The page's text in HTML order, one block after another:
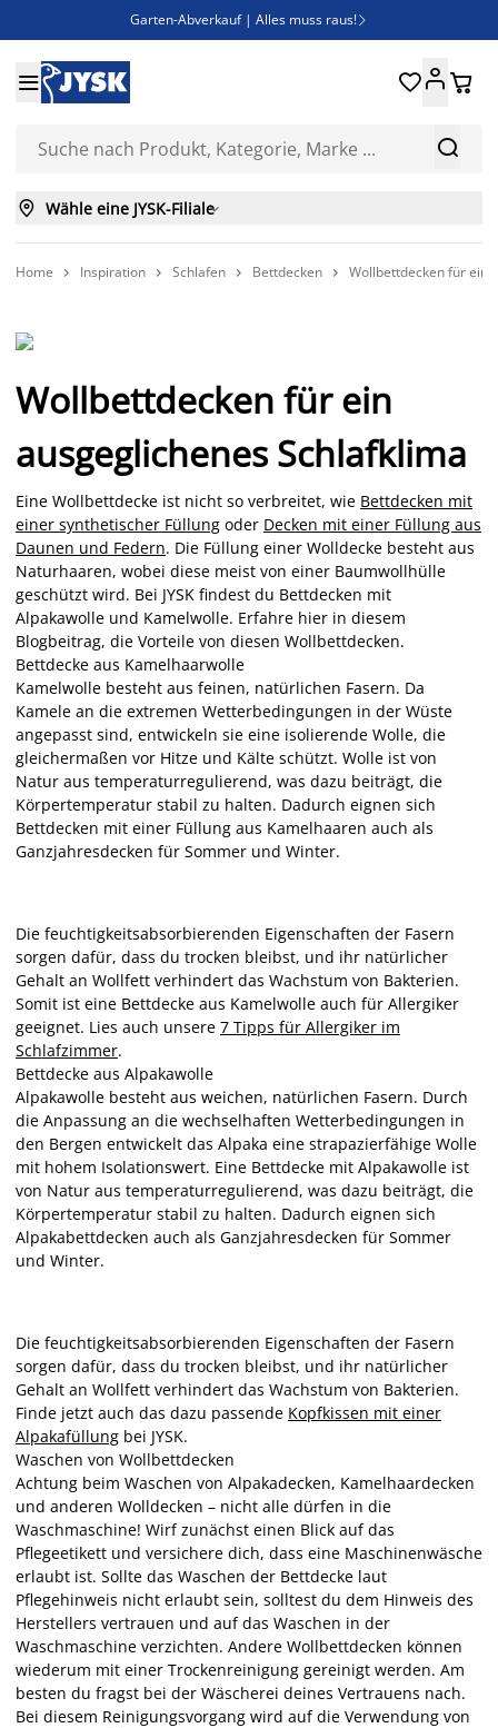
Garten-Abverkauf | Alles muss raus! 
Bist du Unternehmer? Entdecke JYSK-B2B
Esszimmerstuhl ADSLEV um nur 40€


 
 Wähle eine JYSK-Filiale
Home  Inspiration  Schlafen  Bettdecken  Wollbettdecken für ein
Wollbettdecken für ein
ausgeglichenes Schlafklima
Eine Wollbettdecke ist nicht so verbreitet, wie Bettdecken mit
einer synthetischer Füllung oder Decken mit einer Füllung aus
Daunen und Federn. Die Füllung einer Wolldecke besteht aus
Naturhaaren, wobei diese meist von einer Baumwollhülle
geschützt wird. Bei JYSK findest du Bettdecken mit
Alpakawolle und Kamelwolle. Erfahre hier in diesem
Blogbeitrag, die Vorteile von diesen Wollbettdecken.
Bettdecke aus Kamelhaarwolle
Kamelwolle besteht aus feinen, natürlichen Fasern. Da
Kamele an die extremen Wetterbedingungen in der Wüste
angepasst sind, entwickeln sie eine isolierende Wolle, die
gleichermaßen vor Hitze und Kälte schützt. Wolle ist von
Natur aus temperaturregulierend, was dazu beiträgt, die
Körpertemperatur stabil zu halten. Dadurch eignen sich
Bettdecken mit einer Füllung aus Kamelhaaren auch als
Ganzjahresdecken für Sommer und Winter.
Die feuchtigkeitsabsorbierenden Eigenschaften der Fasern
sorgen dafür, dass du trocken bleibst, und ihr natürlicher
Gehalt an Wollfett verhindert das Wachstum von Bakterien.
Somit ist eine Bettdecke aus Kamelwolle auch für Allergiker
geeignet. Lies auch unsere 7 Tipps für Allergiker im
Schlafzimmer.
Bettdecke aus Alpakawolle
Alpakawolle besteht aus weichen, natürlichen Fasern. Durch
die Anpassung an die wechselhaften Wetterbedingungen in
den Bergen entwickelt das Alpaka eine strapazierfähige Wolle
mit hohem Isolationswert. Eine Bettdecke mit Alpakawolle ist
von Natur aus temperaturregulierend, was dazu beiträgt, die
Körpertemperatur stabil zu halten. Dadurch eignen sich
Alpakabettdecken auch als Ganzjahresdecken für Sommer
und Winter.
Die feuchtigkeitsabsorbierenden Eigenschaften der Fasern
sorgen dafür, dass du trocken bleibst, und ihr natürlicher
Gehalt an Wollfett verhindert das Wachstum von Bakterien.
Finde jetzt auch das dazu passende Kopfkissen mit einer
Alpakafüllung bei JYSK.
Waschen von Wollbettdecken
Achtung beim Waschen von Alpakadecken, Kamelhaardecken
und anderen Wolldecken – nicht alle dürfen in die
Waschmaschine! Wirf zunächst einen Blick auf das
Pflegeetikett und versichere dich, dass eine Maschinenwäsche
erlaubt ist. Sollte das Waschen der Bettdecke laut
Pflegehinweis nicht erlaubt sein, solltest du dem Hinweis des
Herstellers vertrauen und auf das Waschen in der
Waschmaschine verzichten. Andere Wollbettdecken können
wiederum mit einer Trockenreinigung gereinigt werden. Am
besten du fragst bei der Wäscherei deines Vertrauens nach.
Bei diesem Reinigungsvorgang wird auf die Verwendung von